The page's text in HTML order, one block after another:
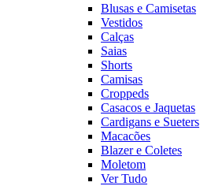
Blusas e Camisetas
Vestidos
Calças
Saias
Shorts
Camisas
Croppeds
Casacos e Jaquetas
Cardigans e Sueters
Macacões
Blazer e Coletes
Moletom
Ver Tudo